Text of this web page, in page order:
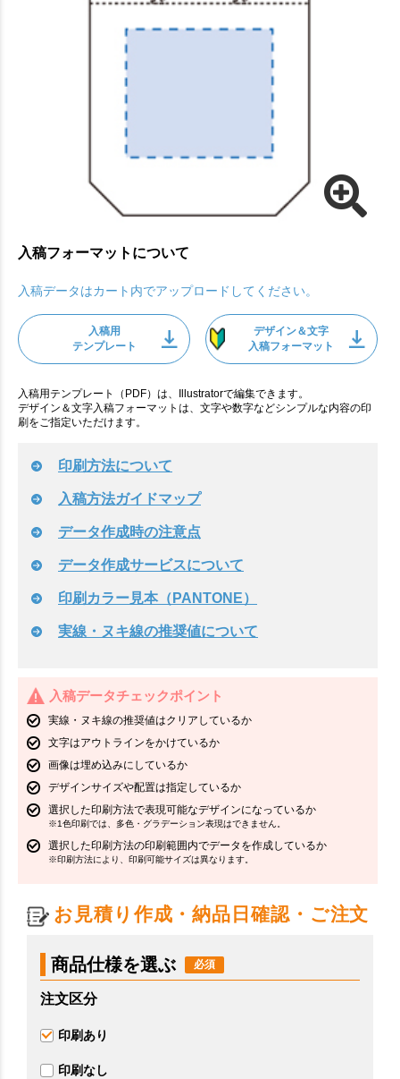
入稿フォーマットについて
入稿データはカート内でアップロードしてください。
入稿用
テンプレート
デザイン＆文字
入稿フォーマット
入稿用テンプレート（PDF）は、Illustratorで編集できます。
デザイン＆文字入稿フォーマットは、文字や数字などシンプルな内容の印
刷をご指定いただけます。
印刷方法について
入稿方法ガイドマップ
データ作成時の注意点
データ作成サービスについて
印刷カラー見本（PANTONE）
実線・ヌキ線の推奨値について
入稿データチェックポイント
実線・ヌキ線の推奨値はクリアしているか
文字はアウトラインをかけているか
画像は埋め込みにしているか
デザインサイズや配置は指定しているか
選択した印刷方法で表現可能なデザインになっているか
※1色印刷では、多色・グラデーション表現はできません。
選択した印刷方法の印刷範囲内でデータを作成しているか
※印刷方法により、印刷可能サイズは異なります。
お見積り作成・納品日確認・ご注文
商品仕様を選ぶ
注文区分
印刷あり
印刷なし